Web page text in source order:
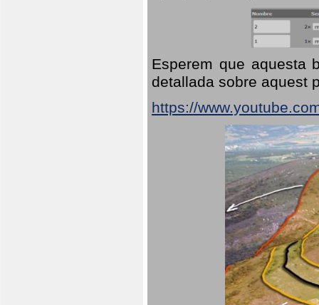
Esperem que aquesta
detallada sobre aquest
https://